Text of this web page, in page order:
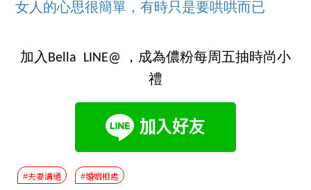
女人的心思很簡單，有時只是要哄哄而已
加入Bella LINE@ ，成為儂粉每周五抽時尚小
禮
#夫妻溝通 #婚姻相處